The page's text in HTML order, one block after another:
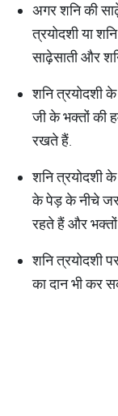
अगर शनि की
त्रयोदशी या
साढ़ेसाती और
शनि त्रयोदशी
जी के भक्तों की
रखते हैं.
शनि त्रयोदशी
के पेड़ के नीचे
रहते हैं और भक्तों
शनि त्रयोदशी
का दान भी कर